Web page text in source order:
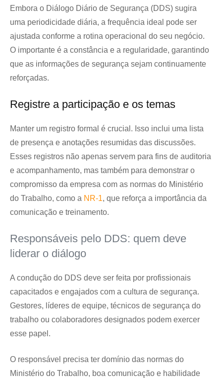
Embora o Diálogo Diário de Segurança (DDS) sugira
uma periodicidade diária, a frequência ideal pode ser
ajustada conforme a rotina operacional do seu negócio.
O importante é a constância e a regularidade, garantindo
que as informações de segurança sejam continuamente
reforçadas.
Registre a participação e os temas
Manter um registro formal é crucial. Isso inclui uma lista
de presença e anotações resumidas das discussões.
Esses registros não apenas servem para fins de auditoria
e acompanhamento, mas também para demonstrar o
compromisso da empresa com as normas do Ministério
do Trabalho, como a NR-1, que reforça a importância da
comunicação e treinamento.
Responsáveis pelo DDS: quem deve
liderar o diálogo
A condução do DDS deve ser feita por profissionais
capacitados e engajados com a cultura de segurança.
Gestores, líderes de equipe, técnicos de segurança do
trabalho ou colaboradores designados podem exercer
esse papel.
O responsável precisa ter domínio das normas do
Ministério do Trabalho, boa comunicação e habilidade